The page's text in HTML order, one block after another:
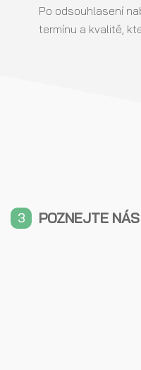
Po odsouhlasení
termínu a kvalitě,
3 POZNEJTE NÁS